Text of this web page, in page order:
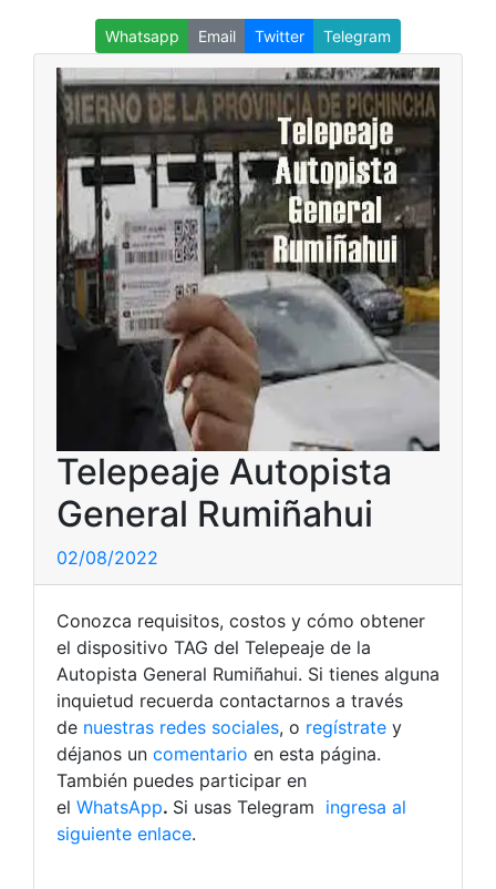
Whatsapp Email Twitter Telegram
Telepeaje Autopista
General Rumiñahui
02/08/2022
Conozca requisitos, costos y cómo obtener
el dispositivo TAG del Telepeaje de la
Autopista General Rumiñahui. Si tienes alguna
inquietud recuerda contactarnos a través
de nuestras redes sociales, o regístrate y
déjanos un comentario en esta página.
También puedes participar en
el WhatsApp. Si usas Telegram ingresa al
siguiente enlace.